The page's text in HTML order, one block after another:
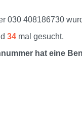
030 408186730
34 mal gesucht.
hat eine